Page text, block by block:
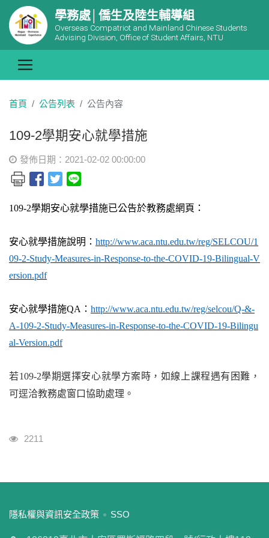
學務處│僑生及陸生輔導組
Overseas Compatriot and Mainland Chinese Students
Advising Division, Office of Student Affairs, NTU
首頁 公告列表 公告內容
109-2學期安心就學措施
發佈日期：2021-02-02 00:00:00
109-2學期安心就學措施已公告於教務處網頁：
安心就學措施說明： http://www.aca.ntu.edu.tw/reg/SELCOU/1
09-2-Study-Measures-in-Response-to-the-COVID-19-Bilingual-V
ersion.pdf
安心就學措施QA ： http://www.aca.ntu.edu.tw/reg/selcou/Q-&-
A-109-2-Study-Measures-in-Response-to-the-COVID-19-Bilingu
al-Version.pdf
若109-2學期選擇安心就學方案時，如線上課程遇有困難，
可逕洽教務處窗口協助處理。
瀏覽人次
2211
:::
隱私權與資訊安全政策 SSO